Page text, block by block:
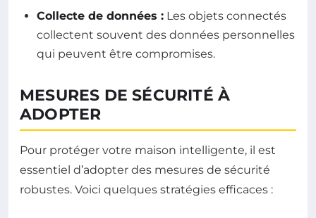
Collecte de données : Les objets connectés
collectent souvent des données personnelles
qui peuvent être compromises.
MESURES DE SÉCURITÉ À
ADOPTER
Pour protéger votre maison intelligente, il est
essentiel d’adopter des mesures de sécurité
robustes. Voici quelques stratégies efficaces :